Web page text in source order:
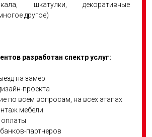
шкатулки, декоративные
другое)
разработан спектр услуг:
на замер
проекта
по всем вопросам, на всех этапах
мебели
партнеров